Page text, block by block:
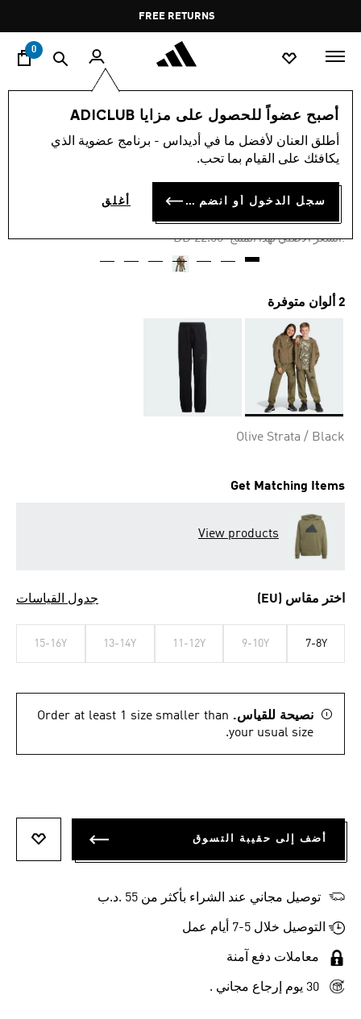
Pause
promotion
rotation
FREE RETURNS
0
أصبح عضواً للحصول على مزايا ADICLUB
أطلق العنان لأفضل ما في أديداس - برنامج عضوية الذي
يكافئك على القيام بما تحب.
سجل الدخول أو انضم الآن أغلق
الأطفال الملابس
-40%
بنطال FUTURE ICONS LOGO
BD 12.38
:السعر الأصلي لهذا المنتج Price reduced from
BD 22.50
to
2 ألوان متوفرة
Olive Strata / Black
Get Matching Items
View products
اختر مقاس (EU) جدول القياسات
7-8Y
9-10Y
11-12Y
13-14Y
15-16Y
نصيحة للقياس. Order at least 1 size smaller than
your usual size.
أضف إلى حقيبة التسوق
توصيل مجاني عند الشراء بأكثر من 55 .د.ب‎
التوصيل خلال 5-7 أيام عمل
معاملات دفع آمنة